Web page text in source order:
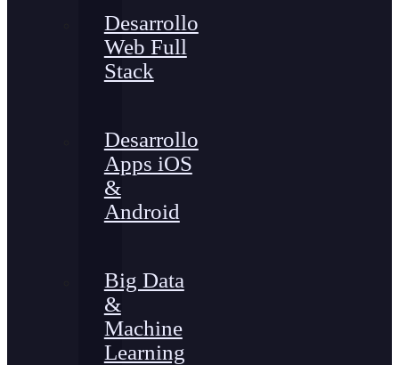
Desarrollo
Web Full
Stack
Desarrollo
Apps iOS
&
Android
Big Data
&
Machine
Learning